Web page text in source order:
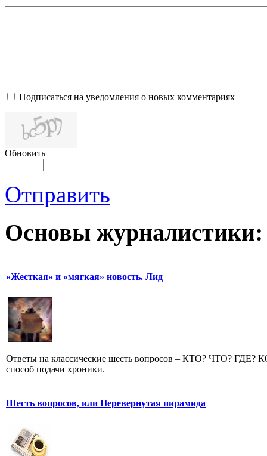
Подписаться на уведомления о новых комментариях
Обновить
Отправить
Основы журналистики:
«Жесткая» и «мягкая» новость. Лид
Ответы на классические шесть вопросов – КТО? ЧТО?
способ подачи хроники.
Шесть вопросов, или Перевернутая пирамида